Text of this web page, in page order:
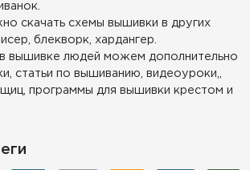
скачать схемы вышивки в других
блекворк, хардангер.
вышивке людей можем дополнительно
статьи по вышиванию, видеоуроки,,
программы для вышивки крестом и